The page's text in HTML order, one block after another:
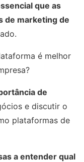
que as
de marketing de
é melhor
de
e discutir o
plataformas de
a entender qual